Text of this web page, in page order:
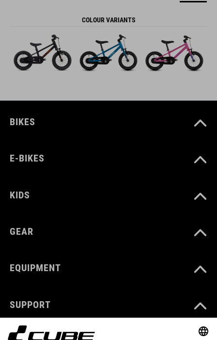
COLOUR VARIANTS
BIKES
E-BIKES
KIDS
GEAR
EQUIPMENT
SUPPORT